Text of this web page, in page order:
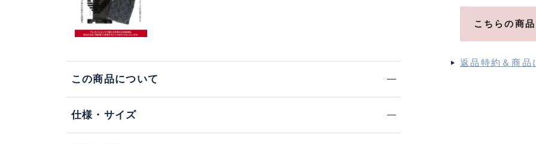
この商品について
仕様・サイズ
こちらの商
返品特約＆商品